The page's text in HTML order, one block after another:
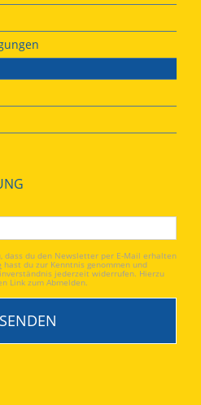
dass du den Newsletter per E-Mail erhalten
hast du zur Kenntnis genommen und
jederzeit widerrufen. Hierzu
Link zum Abmelden.